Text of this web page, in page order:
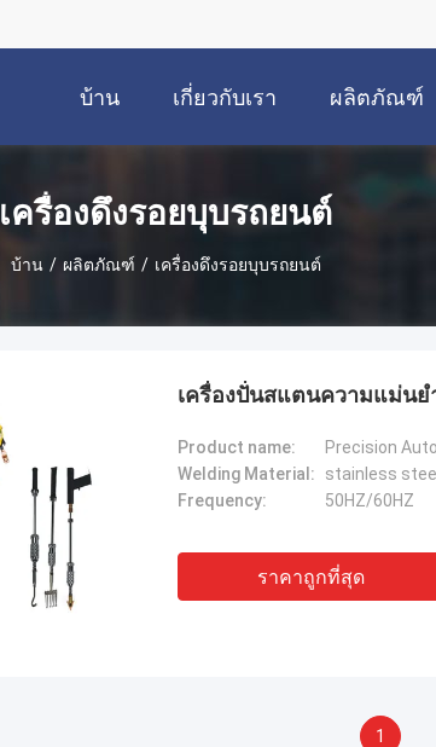
บ้าน เกี่ยวกับเรา ผลิตภัณฑ์
เครื่องดึงรอยบุบรถยนต์
บ้าน / ผลิตภัณฑ์ / เครื่องดึงรอยบุบรถยนต์
เครื่องปั่นสแตนความแม่นยํ
Product name:
Welding Material:
stainless
Frequency:
50HZ/60HZ
ราคาถูกที่สุด
1